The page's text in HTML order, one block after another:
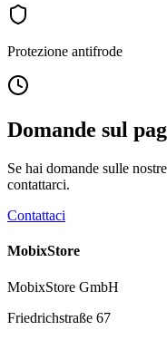
Protezione antifrode
Domande sul
Se hai domande sulle
contattarci.
Contattaci
MobixStore
MobixStore GmbH
Friedrichstraße 67